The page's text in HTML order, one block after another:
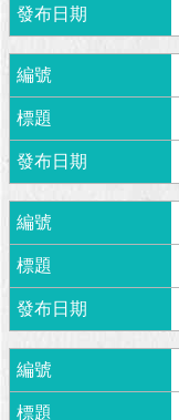
澄
雙
語
詞
彙
台
通
陳
情
系
統